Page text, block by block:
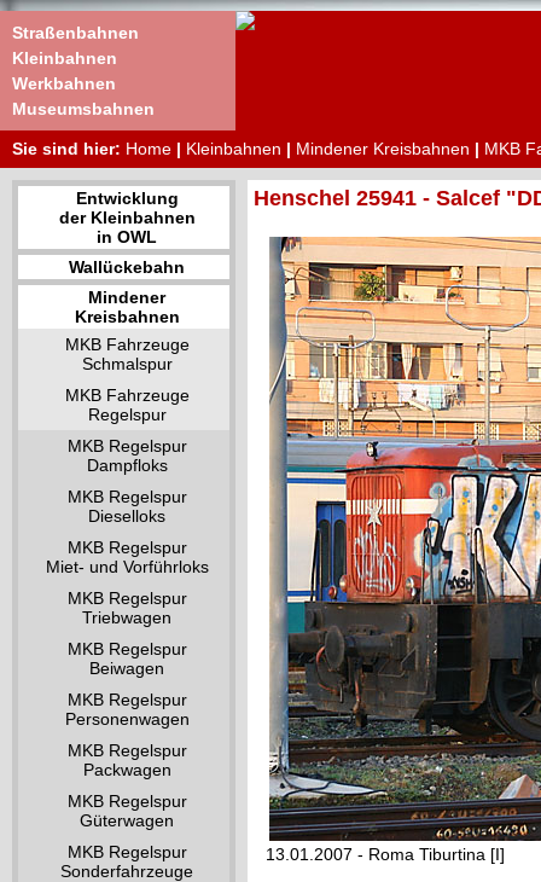
Straßenbahnen
Kleinbahnen
Werkbahnen
Museumsbahnen
Sie sind hier: Home | Kleinbahnen | Mindener Kreisbahnen | MKB
Entwicklung
der Kleinbahnen
in OWL
Wallückebahn
Mindener
Kreisbahnen
MKB Fahrzeuge
Schmalspur
MKB Fahrzeuge
Regelspur
MKB Regelspur
Dampfloks
MKB Regelspur
Dieselloks
MKB Regelspur
Miet- und Vorführloks
MKB Regelspur
Triebwagen
MKB Regelspur
Beiwagen
MKB Regelspur
Personenwagen
MKB Regelspur
Packwagen
MKB Regelspur
Güterwagen
MKB Regelspur
Sonderfahrzeuge
Henschel 25941 - Salcef
13.01.2007 - Roma Tiburtina [I]